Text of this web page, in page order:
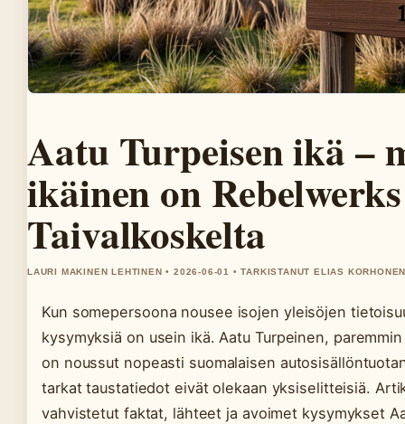
Aatu Turpeisen ikä –
ikäinen on Rebelwerks
Taivalkoskelta
LAURI MAKINEN LEHTINEN • 2026-06-01 • TARKISTANUT ELIAS
Kun somepersoona nousee isojen yleisöjen
kysymyksiä on usein ikä. Aatu Turpeinen,
on noussut nopeasti suomalaisen
tarkat taustatiedot eivät olekaan yksiselitteisiä.
vahvistetut faktat, lähteet ja avoimet kysymykset